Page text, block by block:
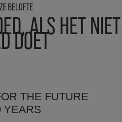
BELOFTE
ALS HET NIET
DOET
THE FUTURE
YEARS